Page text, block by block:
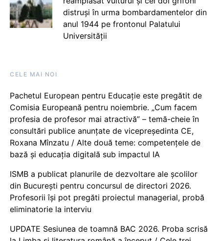
distruși în urma bombardamentelor din
anul 1944 pe frontonul Palatului
Universității
CELE MAI NOI
Pachetul European pentru Educație este pregătit de
Comisia Europeană pentru noiembrie. „Cum facem
profesia de profesor mai atractivă” – temă-cheie în
consultări publice anunțate de vicepreședinta CE,
Roxana Mînzatu / Alte două teme: competențele de
bază și educația digitală sub impactul IA
ISMB a publicat planurile de dezvoltare ale școlilor
din București pentru concursul de directori 2026.
Profesorii își pot pregăti proiectul managerial, probă
eliminatorie la interviu
UPDATE Sesiunea de toamnă BAC 2026. Proba scrisă